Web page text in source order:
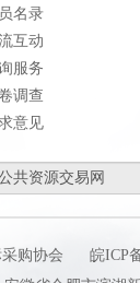
名录
互动
服务
调查
意见
购协会
皖ICP